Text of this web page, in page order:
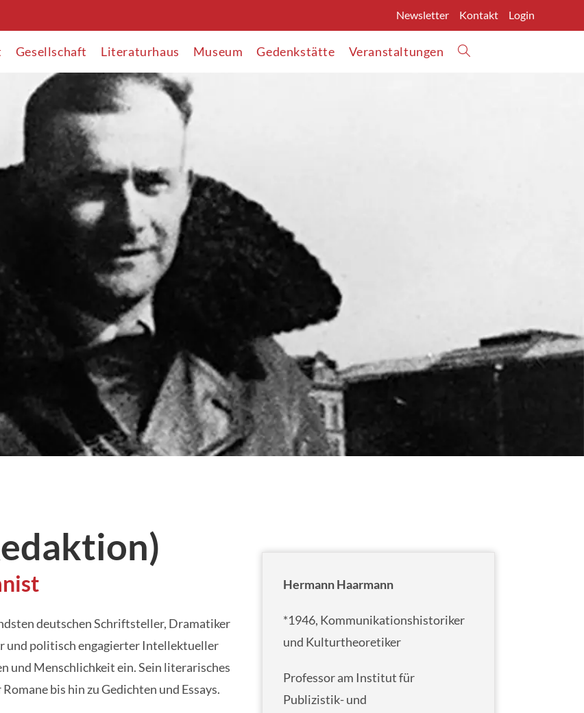
Newsletter Kontakt Login
Gesellschaft Literaturhaus Museum Gedenkstätte Veranstaltungen
deutschen Schriftsteller, Dramatiker
und politisch engagierter Intellektueller
und Menschlichkeit ein. Sein literarisches
bis hin zu Gedichten und Essays.
Hermann Haarmann
*1946, Kommunikationshistoriker
und Kulturtheoretiker
Professor am Institut für
Publizistik- und